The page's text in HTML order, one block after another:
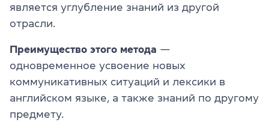
является углубление знаний из другой
отрасли.
Преимущество этого метода —
одновременное усвоение новых
коммуникативных ситуаций и лексики в
английском языке, а также знаний по другому
предмету.